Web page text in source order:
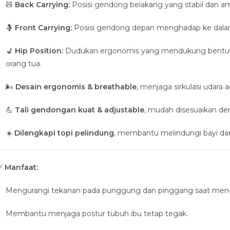
🧸 Back Carrying: Posisi gendong belakang yang stabil dan
🤱 Front Carrying: Posisi gendong depan menghadap ke
💺 Hip Position: Dudukan ergonomis yang mendukung
orang tua.
🌬️ Desain ergonomis & breathable, menjaga sirkulasi udara
💪 Tali gendongan kuat & adjustable, mudah disesuaikan
☀️ Dilengkapi topi pelindung, membantu melindungi bayi
Manfaat:
Mengurangi tekanan pada punggung dan pinggang saat
Membantu menjaga postur tubuh ibu tetap tegak.